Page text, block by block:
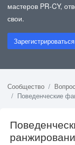
мастеров PR-CY,
свои.
Зарегистрироваться
Сообщество
Поведенческие